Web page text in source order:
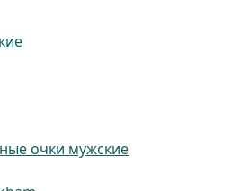
очки мужские